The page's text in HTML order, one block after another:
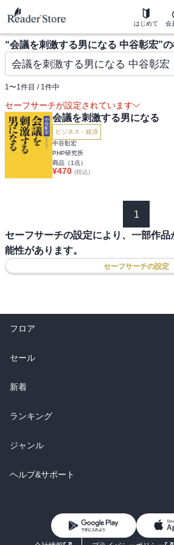
はじめて 会
“会議を刺激する男になる 中谷彰宏”
1〜1件目 / 1件中
セーフサーチが設定されています
会議を刺激する男になる
ビジネス・経済
中谷彰宏
PHP研究所
商品（1 点）
¥470 (税込)
1
セーフサーチの設定により、一部作
能性があります。
セーフサーチの設定
フロア
総合
ラノベ
雑誌・グラビア
BL・TL
セール
総合
ラノベ
雑誌・グラビア
BL・TL
新着
総合
ラノベ
雑誌・グラビア
ランキング
総合
ラノベ
ジャンル
コミック
ライトノベル 男子向
ヘルプ&サポート
よくあるご質問
お問い